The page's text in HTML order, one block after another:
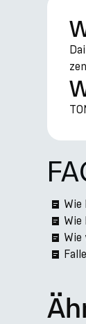
Wie
Wie
Wie